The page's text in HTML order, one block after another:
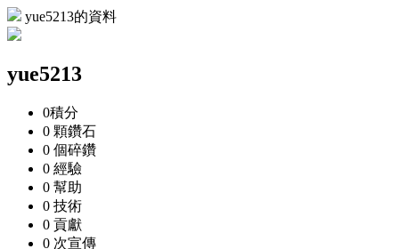
yue5213的資料
yue5213
0積分
0 顆鑽石
0 個碎鑽
0 經驗
0 幫助
0 技術
0 貢獻
0 次宣傳